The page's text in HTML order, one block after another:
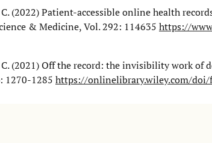
(2022) Patient-accessible online health
& Medicine, Vol. 292: 114635 https://
C. (2021) Off the record: the invisibility work
1270-1285 https://onlinelibrary.wiley.com/